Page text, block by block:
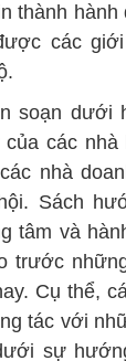
thành
các
soạn dưới
các nhà
nhà
Sách
tâm và
trước
Cụ thể,
tác với
sự